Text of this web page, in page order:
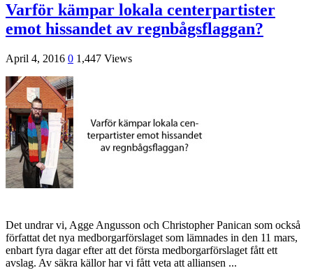
Varför kämpar lokala centerpartister
emot hissandet av regnbågsflaggan?
April 4, 2016 0 1,447 Views
Det undrar vi, Agge Angusson och Christopher Panican som också
för­fattat det nya medborgarförslaget som lämnades in den 11 mars,
enbart fyra dagar efter att det första med­borgarförslaget fått ett
avslag. Av säkra källor har vi fått veta att alliansen ...